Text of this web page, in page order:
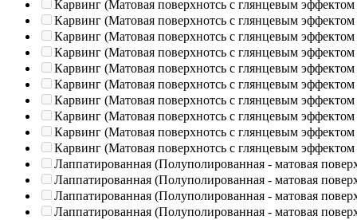
Карвинг (Матовая поверхнотсь с глянцевым эффектом
Карвинг (Матовая поверхнотсь с глянцевым эффектом
Карвинг (Матовая поверхнотсь с глянцевым эффектом
Карвинг (Матовая поверхнотсь с глянцевым эффектом
Карвинг (Матовая поверхнотсь с глянцевым эффектом
Карвинг (Матовая поверхнотсь с глянцевым эффектом
Карвинг (Матовая поверхнотсь с глянцевым эффектом
Карвинг (Матовая поверхнотсь с глянцевым эффектом
Карвинг (Матовая поверхнотсь с глянцевым эффектом
Карвинг (Матовая поверхнотсь с глянцевым эффектом
Лаппатированная (Полуполированная - матовая
Лаппатированная (Полуполированная - матовая
Лаппатированная (Полуполированная - матовая
Лаппатированная (Полуполированная - матовая